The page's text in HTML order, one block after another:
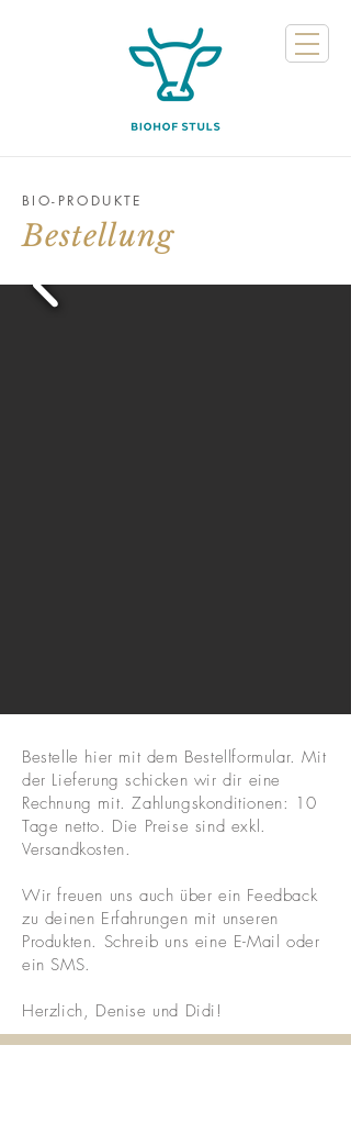
BIO-PRODUKTE
Bestellung
Bestelle hier mit dem Bestellformular. Mit
der Lieferung schicken wir dir eine
Rechnung mit. Zahlungskonditionen: 10
Tage netto. Die Preise sind exkl.
Versandkosten.
Wir freuen uns auch über ein Feedback
zu deinen Erfahrungen mit unseren
Produkten. Schreib uns eine E-Mail oder
ein SMS.
Herzlich, Denise und Didi!